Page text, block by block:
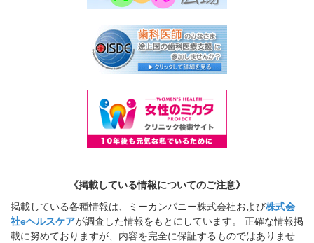
《掲載している情報についてのご注意》
掲載している各種情報は、ミーカンパニー株式会社および株式会
社eヘルスケアが調査した情報をもとにしています。 正確な情報掲
載に努めておりますが、内容を完全に保証するものではありませ